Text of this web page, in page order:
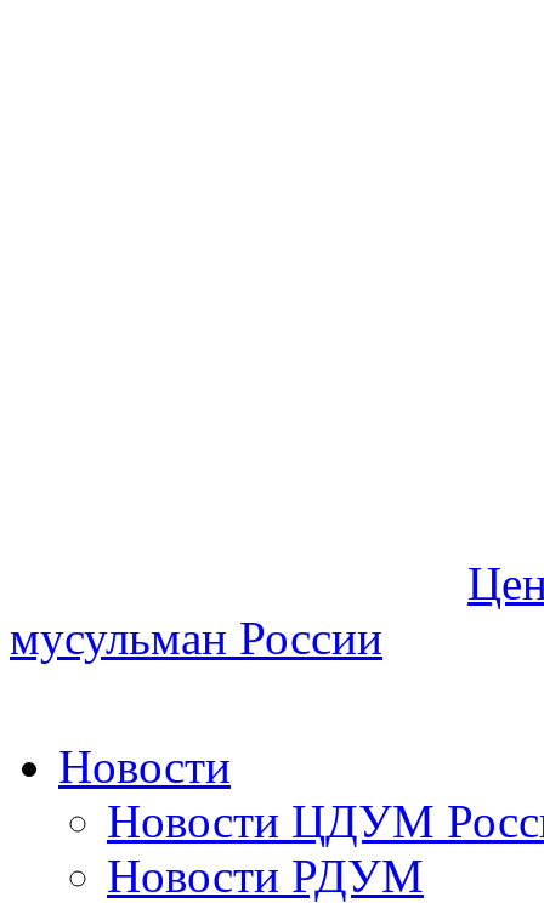
мусульман России
Новости
Новости ЦДУМ
Новости РДУМ